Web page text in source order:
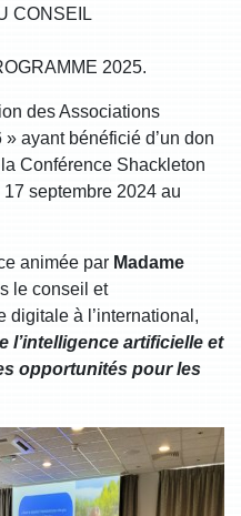
CONSEIL
2025.
des Associations
ayant bénéficié d’un don
Conférence Shackleton
septembre 2024 au
animée par Madame
le conseil et
digitale à l’international,
l’intelligence artificielle et
opportunités pour les